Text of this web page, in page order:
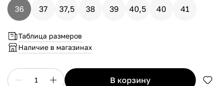
36 37 37,5 38 39 40,5 40 41
Таблица размеров
Наличие в магазинах
1 в корзину